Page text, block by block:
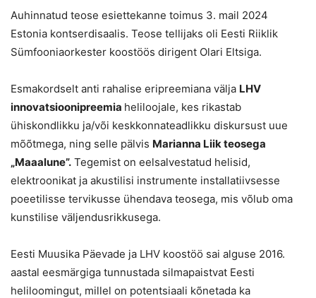
Auhinnatud teose esiettekanne toimus 3. mail 2024
Estonia kontserdisaalis. Teose tellijaks oli Eesti Riiklik
Sümfooniaorkester koostöös dirigent Olari Eltsiga.
Esmakordselt anti rahalise eripreemiana välja LHV
innovatsioonipreemia heliloojale, kes rikastab
ühiskondlikku ja/või keskkonnateadlikku diskursust uue
mõõtmega, ning selle pälvis Marianna Liik teosega
„Maaalune”. Tegemist on eelsalvestatud helisid,
elektroonikat ja akustilisi instrumente installatiivsesse
poeetilisse tervikusse ühendava teosega, mis võlub oma
kunstilise väljendusrikkusega.
Eesti Muusika Päevade ja LHV koostöö sai alguse 2016.
aastal eesmärgiga tunnustada silmapaistvat Eesti
heliloomingut, millel on potentsiaali kõnetada ka